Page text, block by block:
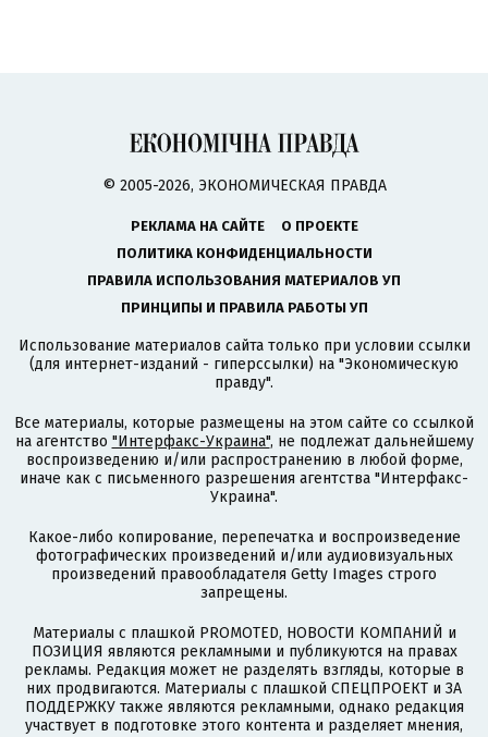
© 2005-2026, ЭКОНОМИЧЕСКАЯ ПРАВДА
РЕКЛАМА НА САЙТЕ
О ПРОЕКТЕ
ПОЛИТИКА КОНФИДЕНЦИАЛЬНОСТИ
ПРАВИЛА ИСПОЛЬЗОВАНИЯ МАТЕРИАЛОВ УП
ПРИНЦИПЫ И ПРАВИЛА РАБОТЫ УП
Использование материалов сайта только при условии ссылки
(для интернет-изданий - гиперссылки) на "Экономическую
правду".
Все материалы, которые размещены на этом сайте со ссылкой
на агентство "Интерфакс-Украина", не подлежат дальнейшему
воспроизведению и/или распространению в любой форме,
иначе как с письменного разрешения агентства "Интерфакс-
Украина".
Какое-либо копирование, перепечатка и воспроизведение
фотографических произведений и/или аудиовизуальных
произведений правообладателя Getty Images строго
запрещены.
Материалы с плашкой PROMOTED, НОВОСТИ КОМПАНИЙ и
ПОЗИЦИЯ являются рекламными и публикуются на правах
рекламы. Редакция может не разделять взгляды, которые в
них продвигаются. Материалы с плашкой СПЕЦПРОЕКТ и ЗА
ПОДДЕРЖКУ также являются рекламными, однако редакция
участвует в подготовке этого контента и разделяет мнения,